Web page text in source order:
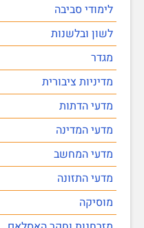
לימודי סביבה
לשון ובלשנות
מגדר
מדיניות ציבורית
מדעי הדתות
מדעי המדינה
מדעי המחשב
מדעי התזונה
מוסיקה